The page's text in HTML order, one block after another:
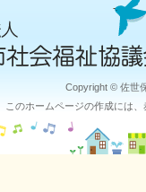
Copyright © 佐世
このホームページの作成には